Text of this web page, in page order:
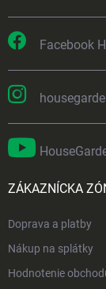
Facebook
ZÁKAZNÍCKA
Doprava a platby
Nákup na splátky
Hodnotenie